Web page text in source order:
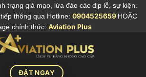
trạng giả mạo, lừa đảo các dịp lễ, sự kiện.
thông qua Hotline: 0904525659 HOẶC
chính thức: Aviation Plus
ĐẶT NGAY